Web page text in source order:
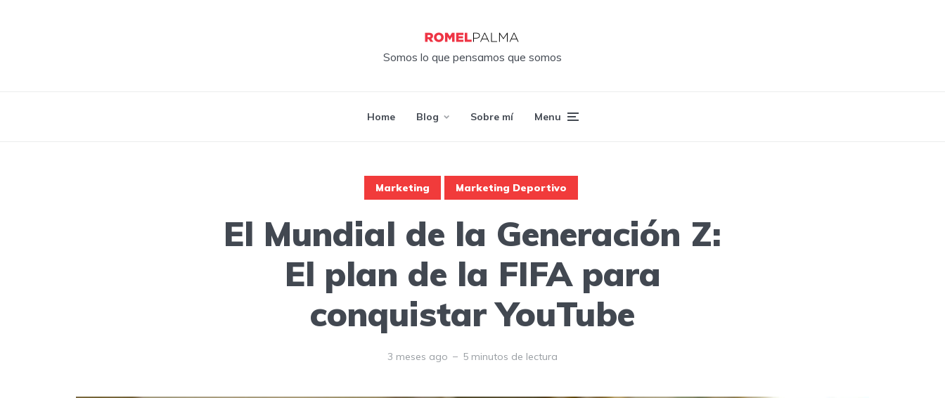
Somos lo que pensamos que somos
Home Blog Sobre mí Menu
Marketing Marketing Deportivo
El Mundial de la Generación Z:
El plan de la FIFA para
conquistar YouTube
3 meses ago 5 minutos de lectura